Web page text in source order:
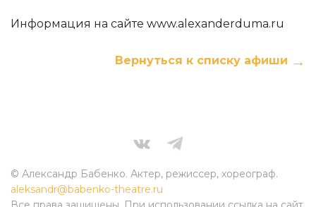
Информация на сайте www.alexanderduma.ru
Вернуться к списку афиши
© Александр Бабенко. Актер, режиссер, хореограф.
aleksandr@babenko-theatre.ru